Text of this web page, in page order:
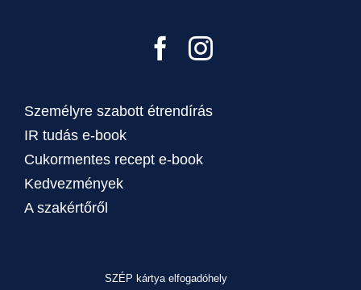
Személyre szabott étrendírás
IR tudás e-book
Cukormentes recept e-book
Kedvezmények
A szakértőről
SZÉP kártya elfogadóhely